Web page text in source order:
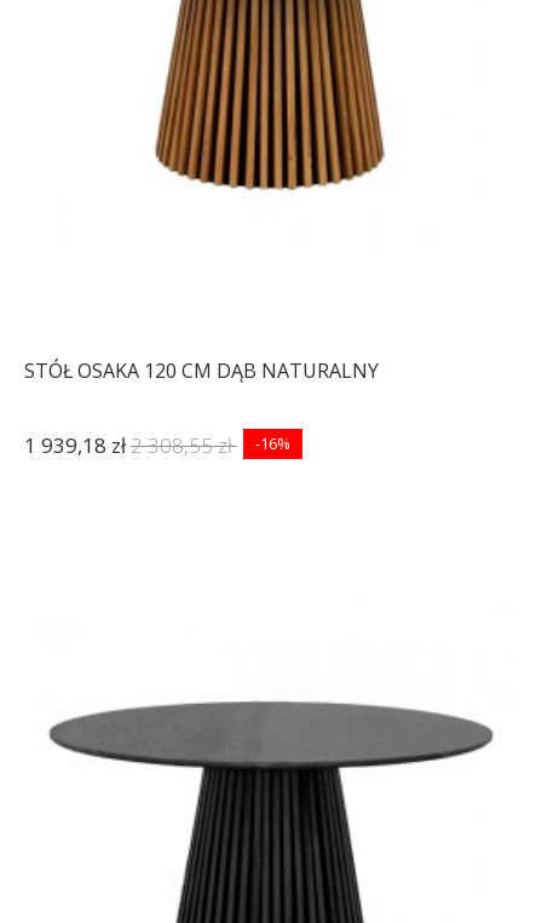
STÓŁ OSAKA 120 CM DĄB NATURALNY
1 939,18 zł2 308,55 zł -16%